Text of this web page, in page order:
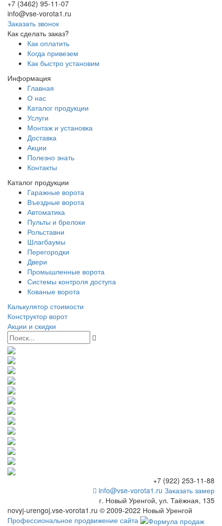
+7 (3462) 95-11-07
info@vse-vorota1.ru
Заказать звонок
Как сделать заказ?
Как оплатить
Когда привезем
Как быстро установим
Информация
Главная
О нас
Каталог продукции
Услуги
Монтаж и установка
Доставка
Акции
Полезно знать
Контакты
Каталог продукции
Гаражные ворота
Въездные ворота
Автоматика
Пульты и брелоки
Рольставни
Шлагбаумы
Перегородки
Двери
Промышленные ворота
Системы контроля доступа
Кованые ворота
Калькулятор стоимости
Конструктор ворот
Акции и скидки
+7 (922) 253-11-88
info@vse-vorota1.ru Заказать замер
г. Новый Уренгой, ул. Таёжная, 135
novyj-urengoj.vse-vorota1.ru © 2009-2022 Новый Уренгой
Профессиональное продвижение сайта